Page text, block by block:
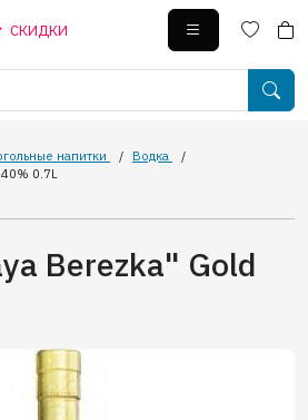
СКИДКИ
напитки / Водка
/
0.7L
Berezka" Gold